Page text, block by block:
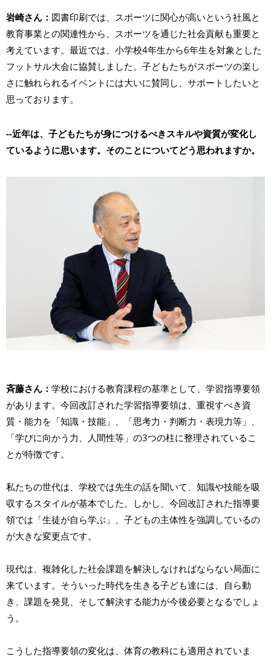
岩崎さん： 図書印刷では、スポーツに関心が高いという社風と
教育事業との関連性から、スポーツを通じた社会貢献も重要と
考えています。最近では、小学校4年生から6年生を対象とした
フットサル大会に協賛しました。子どもたちがスポーツの楽し
さに触れられるイベントには大いに賛同し、サポートしたいと
思っております。
--近年は、子どもたちが身につけるべきスキルや資質が変化し
ているように思います。そのことについてどう思われますか。
斉藤さん： 学校における教育課程の基準として、学習指導要領
があります。今回改訂された学習指導要領は、重視すべき資
質・能力を「知識・技能」、「思考力・判断力・表現力等」、
「学びに向かう力、人間性等」の3つの柱に整理されているこ
とが特徴です。
私たちの世代は、学校では先生の話を聞いて、知識や技能を吸
収するスタイルが基本でした。しかし、今回改訂された指導要
領では「生徒が自ら学ぶ」、子どもの主体性を強調しているの
が大きな変更点です。
現代は、複雑化した社会課題を解決しなければならない局面に
来ています。そういった時代を生きる子ども達には、自ら動
き、課題を発見、そして解決する能力が今後必要となるでしょ
う。
こうした指導要領の変化は、体育の教科にも適用されていま